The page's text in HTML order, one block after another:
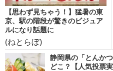
【思わず見ちゃう！】猛暑の東
京、駅の階段が驚きのビジュア
ルになり話題に
(ねとらぼ)
静岡県の「とんか
どこ？【人気投票実